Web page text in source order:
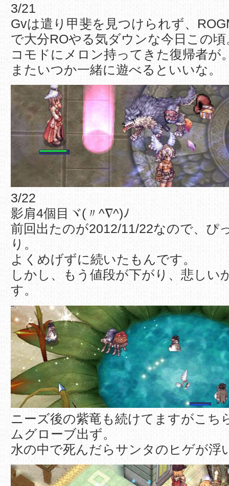
3/21
Gvは遣り甲斐を見つけられず、
で大分ROやる気ダウンな今日この頃
コモドにメロン持ってきた復帰者が
またいつか一緒に遊べるといいな。
3/22
影肩4個目ヾ(〃^∇^)ﾉ
前回出たのが2012/11/22なので、ぴ
り。
よくめげずに続いたもんです。
しかし、もう値段が下がり、悲しい
す。
ニーズ後の紫竜も続けてますがこち
ムグローブ出ず。
水の中で死んだらサンタのヒゲが浮